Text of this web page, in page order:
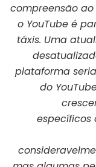
compreensão
o YouTube é
táxis. Uma
plataforma
do
específicos